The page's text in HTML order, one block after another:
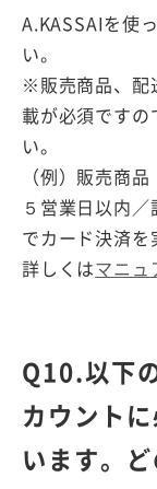
A.KASSAIを使
い。
※販売商品、配
載が必須ですの
い。
（例）販売商
５営業日以内
でカード決済を
詳しくはマニュ
Q10.以下
カウント
います。